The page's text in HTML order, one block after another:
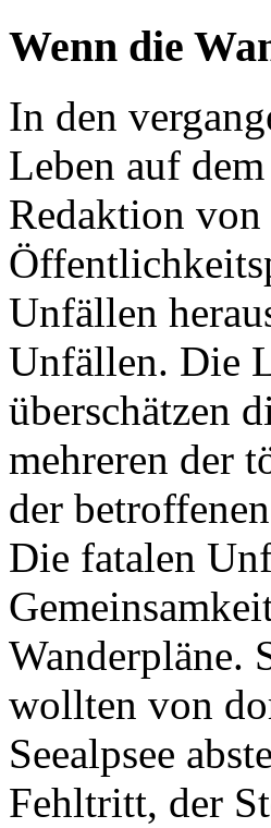
Wenn die
In den
Leben auf
Redaktion
Unfällen
Unfällen. Die
überschätzen
mehreren der
der
Die fatalen
Wanderpläne.
wollten von
Seealpsee
Fehltritt, der